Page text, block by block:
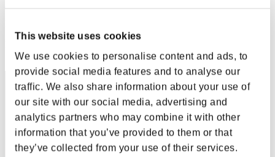
This website uses cookies
We use cookies to personalise content and ads, to
provide social media features and to analyse our
traffic. We also share information about your use of
our site with our social media, advertising and
analytics partners who may combine it with other
information that you’ve provided to them or that
they’ve collected from your use of their services.
2